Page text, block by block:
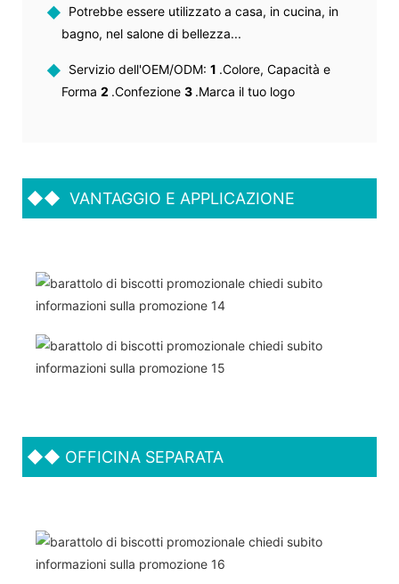
◆ Potrebbe essere utilizzato a casa, in cucina, in
bagno, nel salone di bellezza...
◆ Servizio dell'OEM/ODM: 1 .Colore, Capacità e
Forma 2 .Confezione 3 .Marca il tuo logo
◆◆ VANTAGGIO E APPLICAZIONE
◆◆ OFFICINA SEPARATA